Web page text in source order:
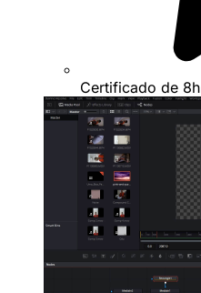
Certificado de 8h